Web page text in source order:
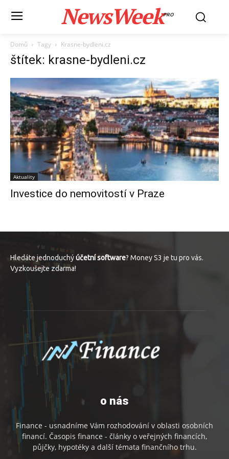
NewsWeekPRO
Domů Tagy Krasne-bydleni.cz
štítek: krasne-bydleni.cz
Aktuality
Investice do nemovitostí v Praze
Hledáte jednoduchýúčetní software? Money S3 je tu pro vás.
Vyzkoušejte zdarma!
o nás
Finance - usnadníme Vám rozhodování v oblasti osobních
financí. Časopis finance - články o veřejných financích,
půjčky, hypotéky a další témata finančního trhu.